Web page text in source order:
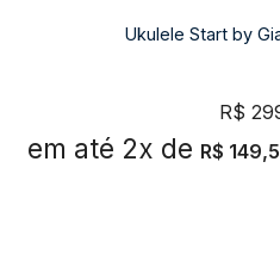
Ukulele Start by
R$
em até 2x de R$